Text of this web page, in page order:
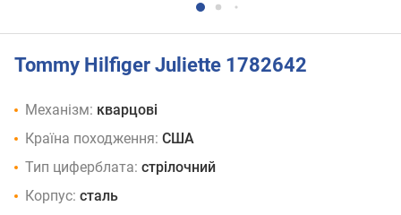
Tommy Hilfiger Juliette 1782642
Механізм: кварцові
Країна походження: США
Тип циферблата: стрілочний
Корпус: сталь